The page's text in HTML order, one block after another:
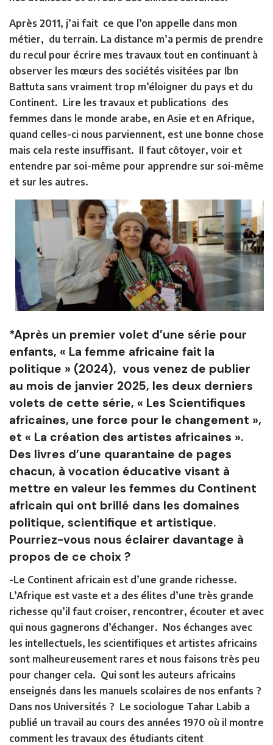
Après 2011, j’ai fait ce que l’on appelle dans mon
métier, du terrain. La distance m’a permis de prendre
du recul pour écrire mes travaux tout en continuant à
observer les mœurs des sociétés visitées par Ibn
Battuta sans vraiment trop m’éloigner du pays et du
Continent. Lire les travaux et publications des
femmes dans le monde arabe, en Asie et en Afrique,
quand celles-ci nous parviennent, est une bonne chose
mais cela reste insuffisant. Il faut côtoyer, voir et
entendre par soi-même pour apprendre sur soi-même
et sur les autres.
*Après un premier volet d’une série pour
enfants, « La femme africaine fait la
politique » (2024), vous venez de publier
au mois de janvier 2025, les deux derniers
volets de cette série, « Les Scientifiques
africaines, une force pour le changement »,
et « La création des artistes africaines ».
Des livres d’une quarantaine de pages
chacun, à vocation éducative visant à
mettre en valeur les femmes du Continent
africain qui ont brillé dans les domaines
politique, scientifique et artistique.
Pourriez-vous nous éclairer davantage à
propos de ce choix ?
-Le Continent africain est d’une grande richesse.
L’Afrique est vaste et a des élites d’une très grande
richesse qu’il faut croiser, rencontrer, écouter et avec
qui nous gagnerons d’échanger. Nos échanges avec
les intellectuels, les scientifiques et artistes africains
sont malheureusement rares et nous faisons très peu
pour changer cela. Qui sont les auteurs africains
enseignés dans les manuels scolaires de nos enfants ?
Dans nos Universités ? Le sociologue Tahar Labib a
publié un travail au cours des années 1970 où il montre
comment les travaux des étudiants citent